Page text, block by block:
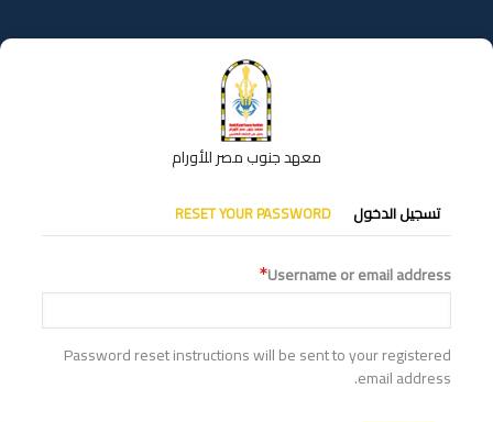
إلى
المحتوى
معهد جنوب مصر للأورام
التبويبات
الأساسية
تسجيل الدخول RESET YOUR PASSWORD
Username or email address
Password reset instructions will be sent to your registered
email address.